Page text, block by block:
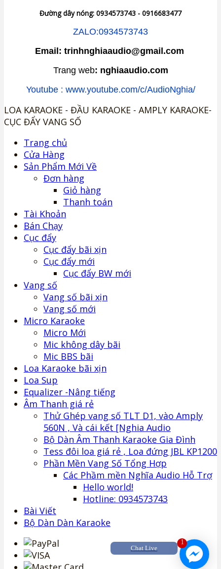
1
Chat Live
Đường dây nóng: 0934573743 - 0916683477
ZALO:0934573743
Email: trinhnghiaaudio@gmail.com
Trang web: nghiaaudio.com
Youtube : www.youtube.com/c/AudioNghia/
LOA KARAOKE - ĐẦU KARAOKE - AMPLY KARAOKE-
CỤC ĐẨY VANG SỐ
Trang chủ
Cửa Hàng
Sản Phẩm Mới Về
Đơn hàng
Giỏ hàng
Thanh toán
Tài Khoản
Bán Chạy
Cục đẩy
Cục đẩy bãi xịn
Cục đẩy mới
Cục đẩy BW mới
Vang số
Vang số bãi xịn
Vang số mới
Micro Karaoke
Micro Mới
Mic không dây bãi
Mic BBS bãi
Loa Karaoke bãi xịn
Loa Sup
Equalizer -Nâng tiếng
Âm Thanh giá rẻ
Thử Ghép vang số TLT D1, vào Amply
560N , Và cái kết [Nghia Audio
Bộ Dàn Âm Thanh Karaoke Gia Đình
Tess đôi loa giá rẻ , Loa đứng JBL KP1200
Phần Mền Vang Số Tổng Hợp
Các Phầm mền Nghĩa Audio Hỗ Trợ
Hello world!
Hotline: 0934573743
Bài Viết
Bộ Dàn Dàn Karaoke